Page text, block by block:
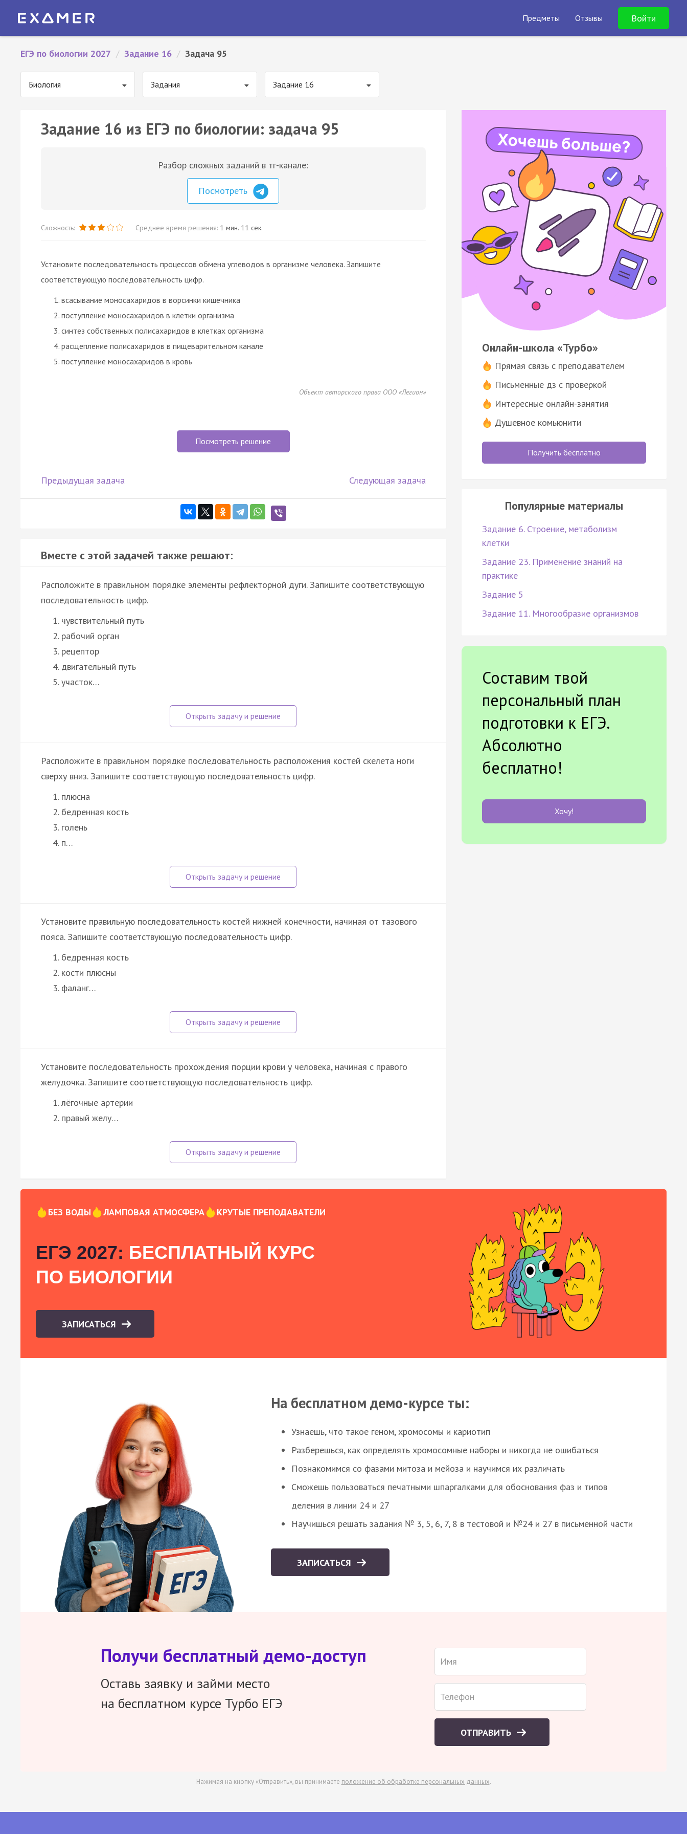
Предметы Отзывы Войти
ЕГЭ по биологии 2027 / Задание 16 / Задача 95
Биология Задания Задание 16
Задание 16 из ЕГЭ по биологии: задача 95
Разбор сложных заданий в тг-канале:
Посмотреть
Сложность: Среднее время решения: 1 мин. 11 сек.
Установите последовательность процессов обмена углеводов в организме человека. Запишите
соответствующую последовательность цифр.
всасывание моносахаридов в ворсинки кишечника
поступление моносахаридов в клетки организма
синтез собственных полисахаридов в клетках организма
расщепление полисахаридов в пищеварительном канале
поступление моносахаридов в кровь
Объект авторского права ООО «Легион»
Посмотреть решение
Предыдущая задача Следующая задача
Вместе с этой задачей также решают:
Расположите в правильном порядке элементы рефлекторной дуги. Запишите соответствующую
последовательность цифр.
чувствительный путь
рабочий орган
рецептор
двигательный путь
участок…
Расположите в правильном порядке последовательность расположения костей скелета ноги
сверху вниз. Запишите соответствующую последовательность цифр.
плюсна
бедренная кость
голень
п…
Установите правильную последовательность костей нижней конечности, начиная от тазового
пояса. Запишите соответствующую последовательность цифр.
бедренная кость
кости плюсны
фаланг…
Установите последовательность прохождения порции крови у человека, начиная с правого
желудочка. Запишите соответствующую последовательность цифр.
лёгочные артерии
правый желу…
Онлайн-школа «Турбо»
Прямая связь с преподавателем
Письменные дз с проверкой
Интересные онлайн-занятия
Душевное комьюнити
Получить бесплатно
Популярные материалы
Задание 6. Строение, метаболизм
клетки
Задание 23. Применение знаний на
практике
Задание 5
Задание 11. Многообразие организмов
Составим твой
персональный план
подготовки к ЕГЭ.
Абсолютно
бесплатно!
Хочу!
БЕЗ ВОДЫ ЛАМПОВАЯ АТМОСФЕРА КРУТЫЕ ПРЕПОДАВАТЕЛИ
ЕГЭ 2027: БЕСПЛАТНЫЙ КУРС
ПО БИОЛОГИИ
ЗАПИСАТЬСЯ
На бесплатном демо-курсе ты:
Узнаешь, что такое геном, хромосомы и кариотип
Разберешься, как определять хромосомные наборы и никогда не ошибаться
Познакомимся со фазами митоза и мейоза и научимся их различать
Сможешь пользоваться печатными шпаргалками для обоснования фаз и типов
деления в линии 24 и 27
Научишься решать задания № 3, 5, 6, 7, 8 в тестовой и №24 и 27 в письменной части
ЗАПИСАТЬСЯ
Получи бесплатный демо-доступ
Оставь заявку и займи место
на бесплатном курсе Турбо ЕГЭ
ОТПРАВИТЬ
Нажимая на кнопку «Отправить», вы принимаете положение об обработке персональных данных.